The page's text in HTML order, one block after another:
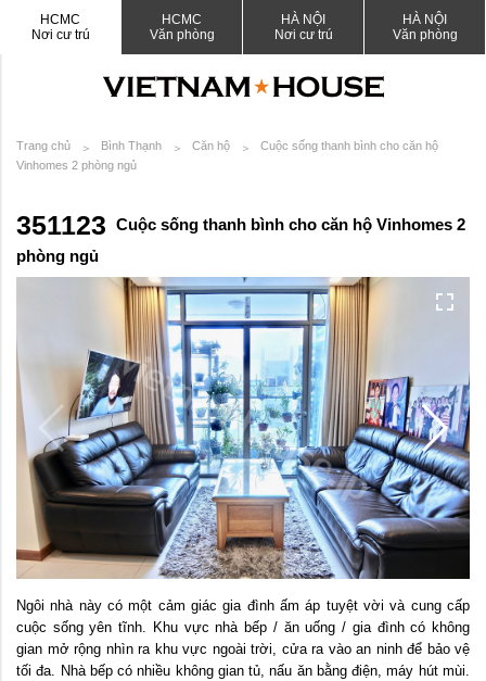
HCMC
Nơi cư trú
HCMC
Văn phòng
HÀ NỘI
Nơi cư trú
HÀ NỘI
Văn phòng
Trang chủ Bình Thạnh Căn hộ
Cuộc sống thanh bình cho căn hộ
Vinhomes 2 phòng ngủ
351123 Cuộc sống thanh bình cho căn hộ Vinhomes 2
phòng ngủ
Ngôi nhà này có một cảm giác gia đình ấm áp tuyệt vời và cung cấp
cuộc sống yên tĩnh. Khu vực nhà bếp / ăn uống / gia đình có không
gian mở rộng nhìn ra khu vực ngoài trời, cửa ra vào an ninh để bảo vệ
tối đa. Nhà bếp có nhiều không gian tủ, nấu ăn bằng điện, máy hút mùi.